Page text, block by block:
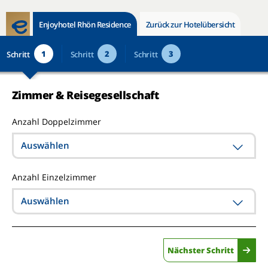
Enjoyhotel Rhön Residence Zurück zur Hotelübersicht
Schritt 1 Schritt 2 Schritt 3
Zimmer & Reisegesellschaft
Anzahl Doppelzimmer
Auswählen
Anzahl Einzelzimmer
Auswählen
Nächster Schritt